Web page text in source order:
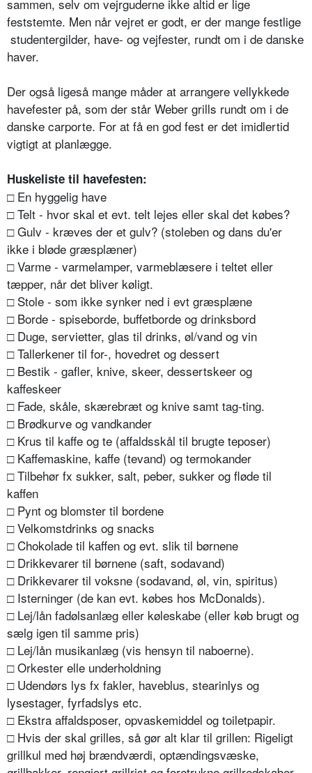
sammen, selv om vejrguderne ikke altid er lige
feststemte. Men når vejret er godt, er der mange festlige
studentergilder, have- og vejfester, rundt om i de danske
haver.
Der også ligeså mange måder at arrangere vellykkede
havefester på, som der står Weber grills rundt om i de
danske carporte. For at få en god fest er det imidlertid
vigtigt at planlægge.
Huskeliste til havefesten:
□ En hyggelig have
□ Telt - hvor skal et evt. telt lejes eller skal det købes?
□ Gulv - kræves der et gulv? (stoleben og dans du'er
ikke i bløde græsplæner)
□ Varme - varmelamper, varmeblæsere i teltet eller
tæpper, når det bliver køligt.
□ Stole - som ikke synker ned i evt græsplæne
□ Borde - spiseborde, buffetborde og drinksbord
□ Duge, servietter, glas til drinks, øl/vand og vin
□ Tallerkener til for-, hovedret og dessert
□ Bestik - gafler, knive, skeer, dessertskeer og
kaffeskeer
□ Fade, skåle, skærebræt og knive samt tag-ting.
□ Brødkurve og vandkander
□ Krus til kaffe og te (affaldsskål til brugte teposer)
□ Kaffemaskine, kaffe (tevand) og termokander
□ Tilbehør fx sukker, salt, peber, sukker og fløde til
kaffen
□ Pynt og blomster til bordene
□ Velkomstdrinks og snacks
□ Chokolade til kaffen og evt. slik til børnene
□ Drikkevarer til børnene (saft, sodavand)
□ Drikkevarer til voksne (sodavand, øl, vin, spiritus)
□ Isterninger (de kan evt. købes hos McDonalds).
□ Lej/lån fadølsanlæg eller køleskabe (eller køb brugt og
sælg igen til samme pris)
□ Lej/lån musikanlæg (vis hensyn til naboerne).
□ Orkester elle underholdning
□ Udendørs lys fx fakler, haveblus, stearinlys og
lysestager, fyrfadslys etc.
□ Ekstra affaldsposer, opvaskemiddel og toiletpapir.
□ Hvis der skal grilles, så gør alt klar til grillen: Rigeligt
grillkul med høj brændværdi, optændingsvæske,